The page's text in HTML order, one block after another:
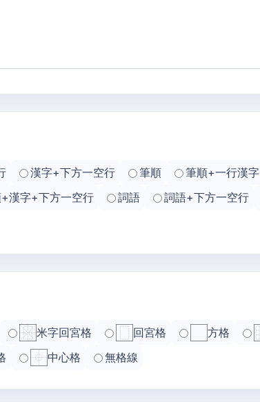
漢字+下方一空行 筆順
筆順+一行漢字
漢字+下方一空行 詞語 詞語+下方一空行
米字回宮格 回宮格 方格
中心格 無格線